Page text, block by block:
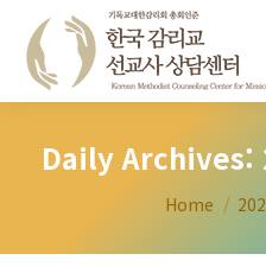
Daily Archives:
You are
Home